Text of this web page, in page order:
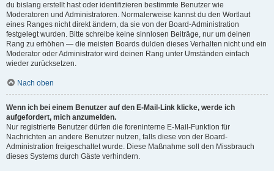
du bislang erstellt hast oder identifizieren bestimmte Benutzer wie
Moderatoren und Administratoren. Normalerweise kannst du den Wortlaut
eines Ranges nicht direkt ändern, da sie von der Board-Administration
festgelegt wurden. Bitte schreibe keine sinnlosen Beiträge, nur um deinen
Rang zu erhöhen — die meisten Boards dulden dieses Verhalten nicht und ein
Moderator oder Administrator wird deinen Rang unter Umständen einfach
wieder zurücksetzen.
Nach oben
Wenn ich bei einem Benutzer auf den E-Mail-Link klicke, werde ich
aufgefordert, mich anzumelden.
Nur registrierte Benutzer dürfen die foreninterne E-Mail-Funktion für
Nachrichten an andere Benutzer nutzen, falls diese von der Board-
Administration freigeschaltet wurde. Diese Maßnahme soll den Missbrauch
dieses Systems durch Gäste verhindern.